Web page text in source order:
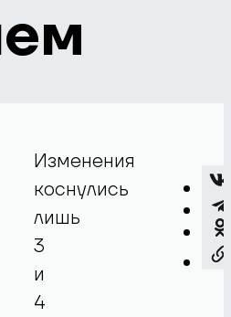
Изменения
коснулись
лишь
3
и
4